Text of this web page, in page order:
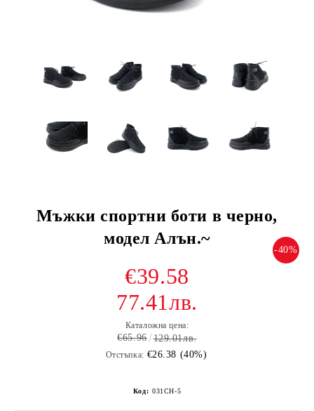
Мъжки спортни боти в черно,
модел Алън.~
-40%
€39.58
77.41лв.
Каталожна цена:
€65.96 129.01лв.
Отстъпка: €26.38 (40%)
Код: 031CH-5